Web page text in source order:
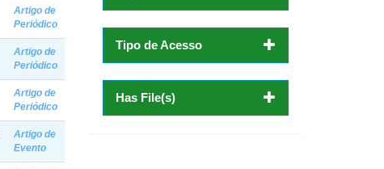
Artigo de
Periódico
Artigo de
Periódico
Artigo de
Periódico
Artigo de
Evento
Tipo de Acesso
Has File(s)